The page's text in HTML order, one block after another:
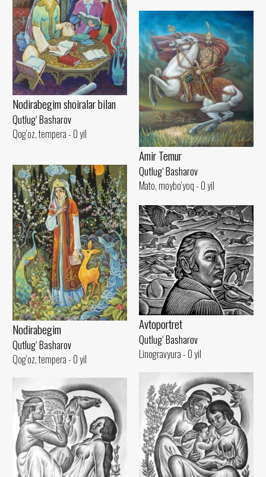
Nodirabegim shoiralar bilan
Qutlug‘ Basharov
Qog‘oz, tempera - 0 yil
Amir Temur
Qutlug‘ Basharov
Mato, moybo‘yoq - 0 yil
Nodirabegim
Qutlug‘ Basharov
Qog‘oz, tempera - 0 yil
Avtoportret
Qutlug‘ Basharov
Linogravyura - 0 yil